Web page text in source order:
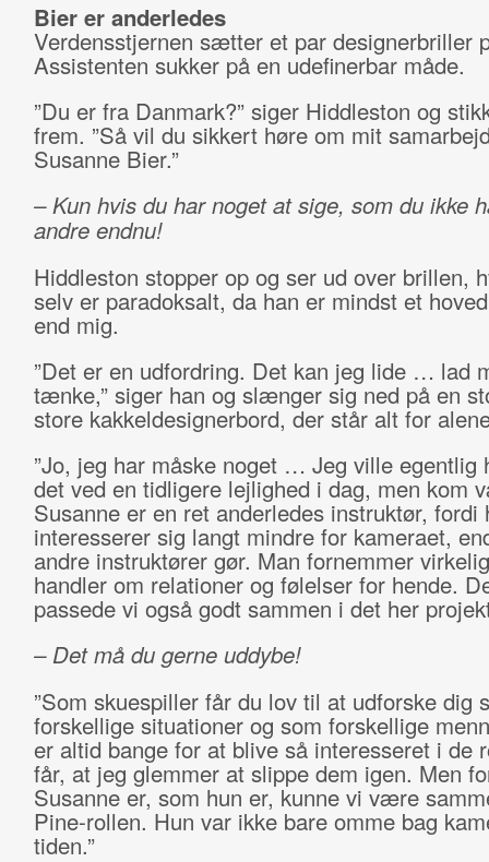
Bier er anderledes
Verdensstjernen sætter et par designerbriller
Assistenten sukker på en udefinerbar måde.
”Du er fra Danmark?” siger Hiddleston og
frem. ”Så vil du sikkert høre om mit
Susanne Bier.”
– Kun hvis du har noget at sige, som du ikke
andre endnu!
Hiddleston stopper op og ser ud over brillen,
selv er paradoksalt, da han er mindst et
end mig.
”Det er en udfordring. Det kan jeg lide … lad
tænke,” siger han og slænger sig ned på en
store kakkeldesignerbord, der står alt for
”Jo, jeg har måske noget … Jeg ville egentlig
det ved en tidligere lejlighed i dag, men kom
Susanne er en ret anderledes instruktør, fordi
interesserer sig langt mindre for kameraet,
andre instruktører gør. Man fornemmer
handler om relationer og følelser for hende.
passede vi også godt sammen i det her
– Det må du gerne uddybe!
”Som skuespiller får du lov til at udforske dig
forskellige situationer og som forskellige
er altid bange for at blive så interesseret i de
får, at jeg glemmer at slippe dem igen. Men
Susanne er, som hun er, kunne vi være
Pine-rollen. Hun var ikke bare omme bag
tiden.”